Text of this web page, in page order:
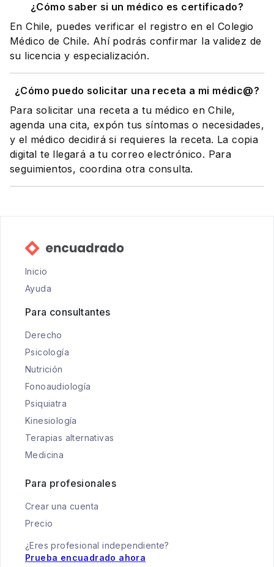
¿Cómo saber si un médico es certificado?
En Chile, puedes verificar el registro en el Colegio
Médico de Chile. Ahí podrás confirmar la validez de
su licencia y especialización.
¿Cómo puedo solicitar una receta a mi médic@?
Para solicitar una receta a tu médico en Chile,
agenda una cita, expón tus síntomas o necesidades,
y el médico decidirá si requieres la receta. La copia
digital te llegará a tu correo electrónico. Para
seguimientos, coordina otra consulta.
Inicio
Ayuda
Para consultantes
Derecho
Psicología
Nutrición
Fonoaudiología
Psiquiatra
Kinesiología
Terapias alternativas
Medicina
Para profesionales
Crear una cuenta
Precio
¿Eres profesional independiente?
Prueba encuadrado ahora